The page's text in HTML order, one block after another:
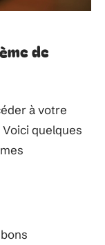
de
à votre
quelques